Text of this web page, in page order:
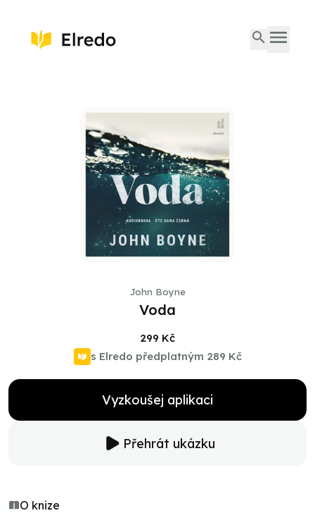
John Boyne
Voda
299 Kč
s Elredo předplatným 289 Kč
Vyzkoušej aplikaci
Přehrát ukázku
O knize